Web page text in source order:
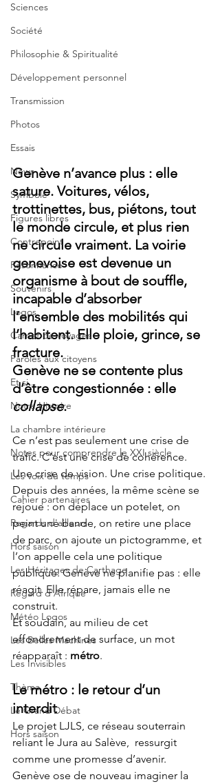
Sciences
Société
Philosophie & Spiritualité
Développement personnel
Transmission
Photos
Essais
News
Symbole
Figures libres
Contrepoint
Résonnance
Souvenirs
Logos
Carnet de voyages
Paroles aux citoyens
Et si...
Notre Histoire
La chambre intérieure
Notes pour comprendre le XXI siècle
Les voix du temps
Cahier partenaires
Regards d'ailleurs
Hors saison
Les Héritages de Carthage
Regard d'Afrique
Météo Logos
Les Belles Machines
Les Invisibles
Thèma
Le Grand Débat
Hors saison
Genève n’avance plus : elle
sature. Voitures, vélos,
trottinettes, bus, piétons, tout
le monde circule, et plus rien
ne circule vraiment. La voirie
genevoise est devenue un
organisme à bout de souffle,
incapable d’absorber
l’ensemble des mobilités qui
l’habitent. Elle ploie, grince, se
fracture.
Genève ne se contente plus
d’être congestionnée : elle
collapse.
Ce n’est pas seulement une crise de
trafic. C’est une crise de cohérence.
Une crise de vision. Une crise politique.
Depuis des années, la même scène se
rejoue : on déplace un potelet, on
peint une bande, on retire une place
de parc, on ajoute un pictogramme, et
l’on appelle cela une politique
publique. Genève ne planifie pas : elle
réagit. Elle répare, jamais elle ne
construit.
Et soudain, au milieu de cet
effondrement de surface, un mot
réapparaît : métro.
Le métro : le retour d’un
interdit
Le projet LJLS, ce réseau souterrain
reliant le Jura au Salève,  ressurgit
comme une promesse d’avenir.
Genève ose de nouveau imaginer la